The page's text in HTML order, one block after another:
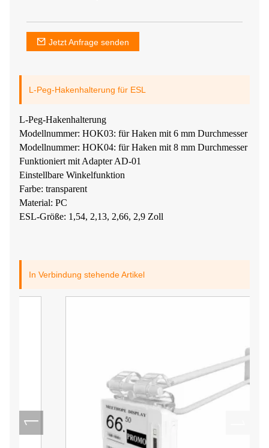
Jetzt Anfrage senden
L-Peg-Hakenhalterung für ESL
L-Peg-Hakenhalterung
Modellnummer: HOK03: für Haken mit 6 mm Durchmesser
Modellnummer: HOK04: für Haken mit 8 mm Durchmesser
Funktioniert mit Adapter AD-01
Einstellbare Winkelfunktion
Farbe: transparent
Material: PC
ESL-Größe: 1,54, 2,13, 2,66, 2,9 Zoll
In Verbindung stehende Artikel